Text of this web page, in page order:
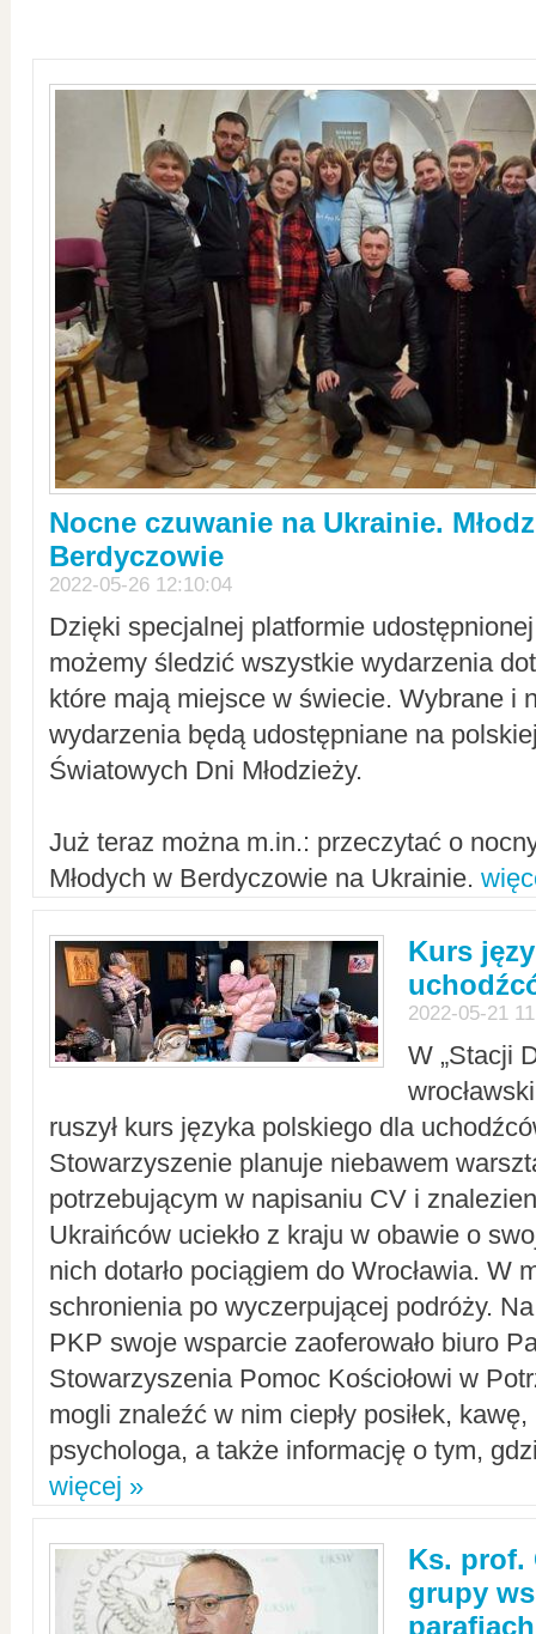
Nocne czuwanie na Ukrainie.
Berdyczowie
2022-05-26 12:10:04
Dzięki specjalnej platformie
możemy śledzić wszystkie wydarzenia
które mają miejsce w świecie. Wybrane i
wydarzenia będą udostępniane na
Światowych Dni Młodzieży.
Już teraz można m.in.: przeczytać o
Młodych w Berdyczowie na Ukrainie.
Kurs
2022-05-21
W „Stacji
ruszył kurs języka polskiego dla
Stowarzyszenie planuje niebawem
potrzebującym w napisaniu CV i
Ukraińców uciekło z kraju w obawie o
nich dotarło pociągiem do Wrocławia. W
schronienia po wyczerpującej podróży.
PKP swoje wsparcie zaoferowało biuro
Stowarzyszenia Pomoc Kościołowi w
mogli znaleźć w nim ciepły posiłek,
psychologa, a także informację o tym,
więcej »
Ks. prof.
grupy
parafiach